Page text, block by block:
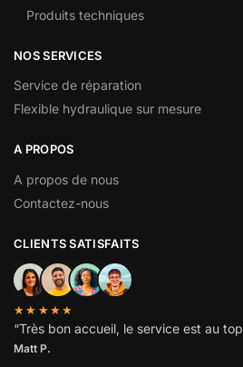
Produits techniques
NOS SERVICES
Service de réparation
Flexible hydraulique sur mesure
A PROPOS
A propos de nous
Contactez-nous
CLIENTS SATISFAITS
★★★★★
“Très bon accueil, le service est au top
Matt P.